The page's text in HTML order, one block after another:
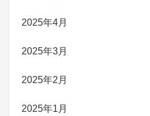
2025年4月
2025年3月
2025年2月
2025年1月